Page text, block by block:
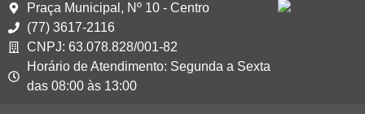
Praça Municipal, Nº 10 - Centro
(77) 3617-2116
CNPJ: 63.078.828/001-82
Horário de Atendimento: Segunda a Sexta
das 08:00 às 13:00